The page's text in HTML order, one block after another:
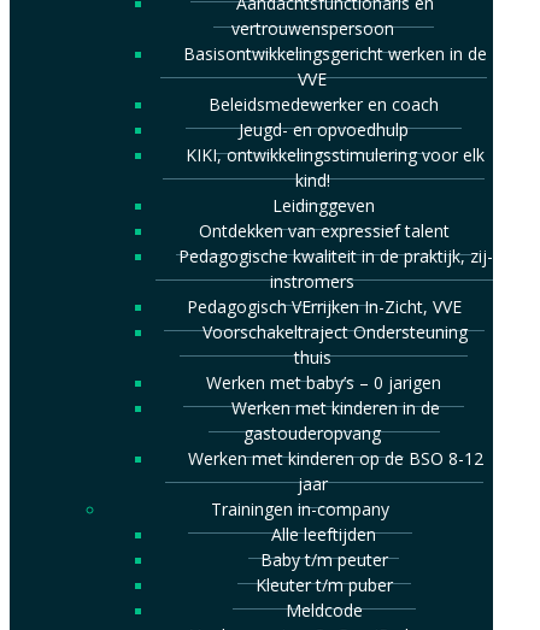
vertrouwenspersoon
Basisontwikkelingsgericht werken in de
VVE
Beleidsmedewerker en coach
Jeugd- en opvoedhulp
KIKI, ontwikkelingsstimulering voor elk
kind!
Leidinggeven
Ontdekken van expressief talent
Pedagogische kwaliteit in de praktijk, zij-
instromers
Pedagogisch VErrijken In-Zicht, VVE
Voorschakeltraject Ondersteuning
thuis
Werken met baby’s – 0 jarigen
Werken met kinderen in de
gastouderopvang
Werken met kinderen op de BSO 8-12
jaar
Trainingen in-company
Alle leeftijden
Baby t/m peuter
Kleuter t/m puber
Meldcode